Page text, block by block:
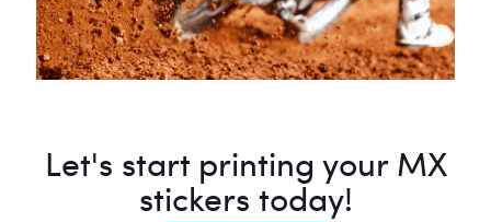
Let's start printing your MX
stickers today!